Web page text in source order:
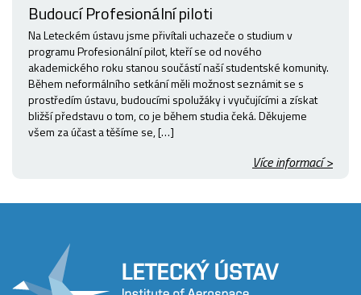
Budoucí Profesionální piloti
Na Leteckém ústavu jsme přivítali uchazeče o studium v
programu Profesionální pilot, kteří se od nového
akademického roku stanou součástí naší studentské komunity.
Během neformálního setkání měli možnost seznámit se s
prostředím ústavu, budoucími spolužáky i vyučujícími a získat
bližší představu o tom, co je během studia čeká. Děkujeme
všem za účast a těšíme se, […]
Více informací >